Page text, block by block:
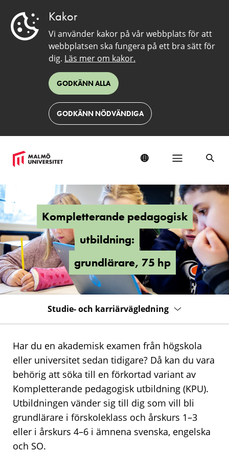
Kakor
Vi använder kakor på vår webbplats för att
webbplatsen ska fungera på ett bra sätt för
dig. Läs mer om kakor.
GODKÄNN ALLA
GODKÄNN NÖDVÄNDIGA
Kompletterande
pedagogisk
utbildning,
75
hp
Kompletterande pedagogisk
utbildning:
grundlärare, 75 hp
Studie- och karriärvägledning
Har du en akademisk examen från högskola
eller universitet sedan tidigare? Då kan du vara
behörig att söka till en förkortad variant av
Kompletterande pedagogisk utbildning (KPU).
Utbildningen vänder sig till dig som vill bli
grundlärare i förskoleklass och årskurs 1–3
eller i årskurs 4–6 i ämnena svenska, engelska
och SO.